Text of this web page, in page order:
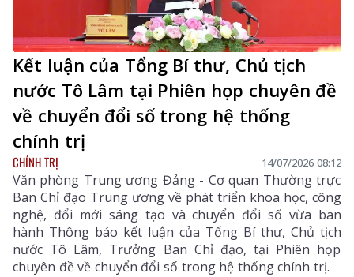
Kết luận của Tổng Bí thư, Chủ tịch
nước Tô Lâm tại Phiên họp chuyên đề
về chuyển đổi số trong hệ thống
chính trị
CHÍNH TRỊ 14/07/2026 08:12
Văn phòng Trung ương Đảng - Cơ quan Thường trực
Ban Chỉ đạo Trung ương về phát triển khoa học, công
nghệ, đổi mới sáng tạo và chuyển đổi số vừa ban
hành Thông báo kết luận của Tổng Bí thư, Chủ tịch
nước Tô Lâm, Trưởng Ban Chỉ đạo, tại Phiên họp
chuyên đề về chuyển đổi số trong hệ thống chính trị.